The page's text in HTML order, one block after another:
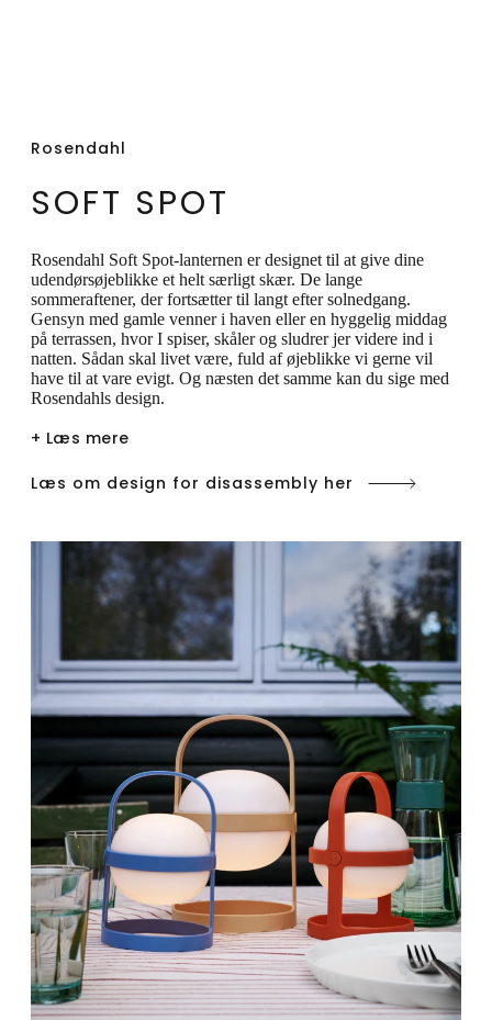
cirkulære former, præcis som brugen af
Med lanternens lethed og praktiske design
får du friheden til at bringe lyset med dig – i
hjemmet, omkring bordet og i haven. Den
kan tåle at stå ude i regn og blæst helt ned
til -20 grader. Lanternen her måler 25 cm
og kommer i farven sky blue, der er
sommerhimlens uendelighed – noget af
Rosendahl Soft Spot Solar Circular oplades
nemt med USB-C-ledning (ledning og
oplader medfølger ikke). Fuldt opladt kan
den lyse i 15-18 timer. Stel og lampeskærme
indeholder 100% GRS certificeret
genanvendt polycarbonat. Indvendige
plastdele indeholder 100% GRS-certificeret
genanvendt acrylonitrilbutadienstyren.
Kontaktknapper indehollder 100% GRS-
certificeret genanvendt termoplastisk
elastomer (GRS Certified by Control Union,
CU1026087)
Rosendahl
SOFT SPOT
Rosendahl Soft Spot-lanternen er designet til at give dine
udendørsøjeblikke et helt særligt skær. De lange
sommeraftener, der fortsætter til langt efter solnedgang.
Gensyn med gamle venner i haven eller en hyggelig middag
på terrassen, hvor I spiser, skåler og sludrer jer videre ind i
natten. Sådan skal livet være, fuld af øjeblikke vi gerne vil
have til at vare evigt. Og næsten det samme kan du sige med
Rosendahls design.
+ Læs mere
Læs om design for disassembly her